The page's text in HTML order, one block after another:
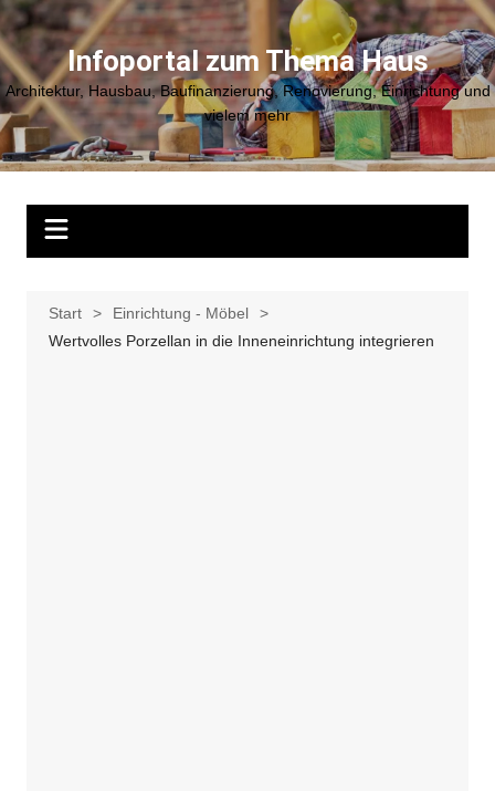
Zum
Inhalt
springenInfoportal zum Thema Haus
Architektur, Hausbau, Baufinanzierung, Renovierung, Einrichtung und
vielem mehr
Start
Einrichtung - Möbel
Wertvolles Porzellan in die Inneneinrichtung integrieren